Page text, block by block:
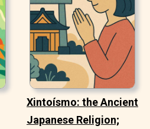
Xintoísmo: the Ancient
Japanese Religion;